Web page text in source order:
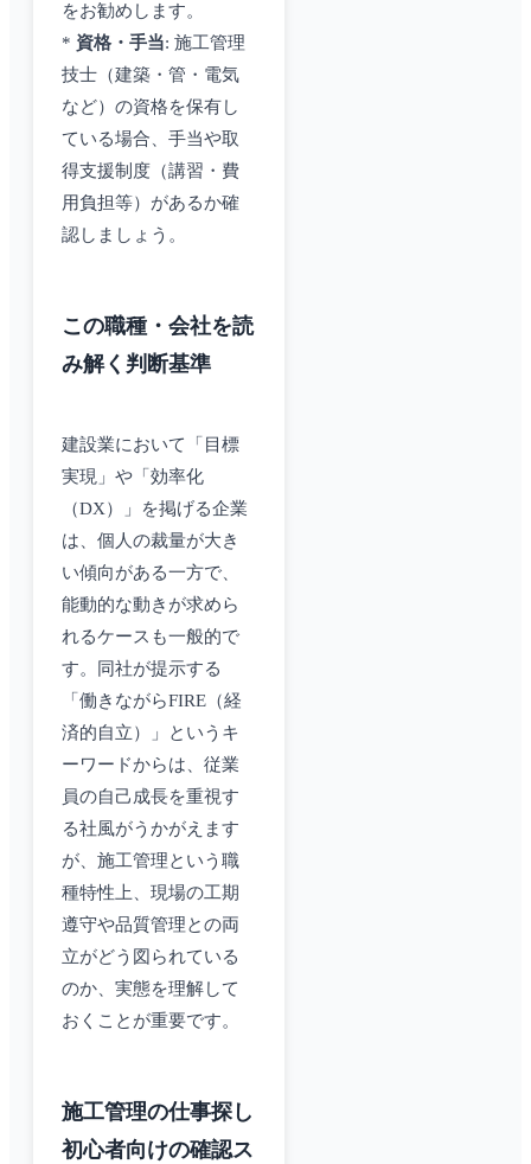
をお勧めします。
* 資格・手当: 施工管理
技士（建築・管・電気
など）の資格を保有し
ている場合、手当や取
得支援制度（講習・費
用負担等）があるか確
認しましょう。
この職種・会社を読
み解く判断基準
建設業において「目標
実現」や「効率化
（DX）」を掲げる企業
は、個人の裁量が大き
い傾向がある一方で、
能動的な動きが求めら
れるケースも一般的で
す。同社が提示する
「働きながらFIRE（経
済的自立）」というキ
ーワードからは、従業
員の自己成長を重視す
る社風がうかがえます
が、施工管理という職
種特性上、現場の工期
遵守や品質管理との両
立がどう図られている
のか、実態を理解して
おくことが重要です。
施工管理の仕事探し
初心者向けの確認ス